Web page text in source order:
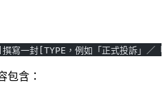
寫一封[TYPE，例如「正式投訴」／
包含：